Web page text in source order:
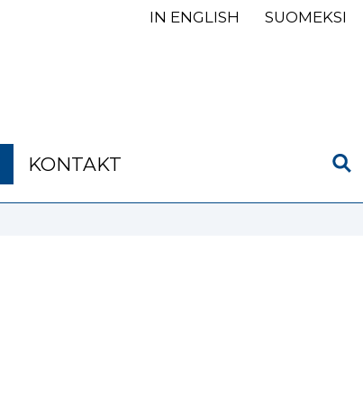
IN ENGLISH SUOMEKSI
KONTAKT